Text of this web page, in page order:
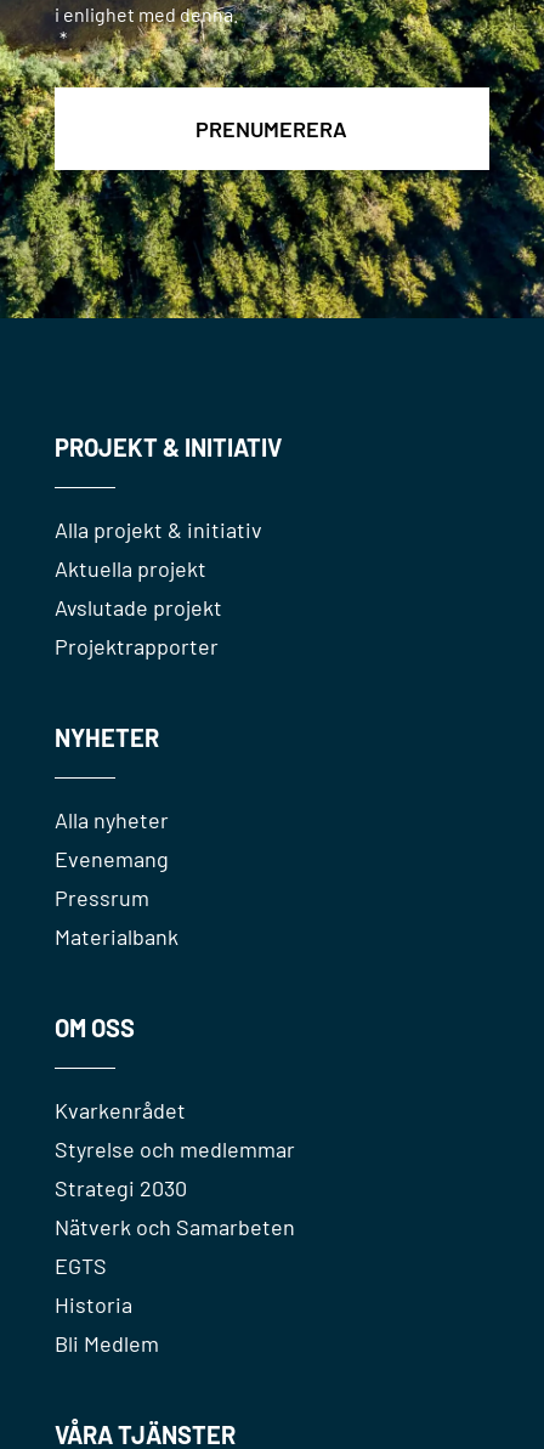
i enlighet med denna.
*
PROJEKT & INITIATIV
Alla projekt & initiativ
Aktuella projekt
Avslutade projekt
Projektrapporter
NYHETER
Alla nyheter
Evenemang
Pressrum
Materialbank
OM OSS
Kvarkenrådet
Styrelse och medlemmar
Strategi 2030
Nätverk och Samarbeten
EGTS
Historia
Bli Medlem
VÅRA TJÄNSTER